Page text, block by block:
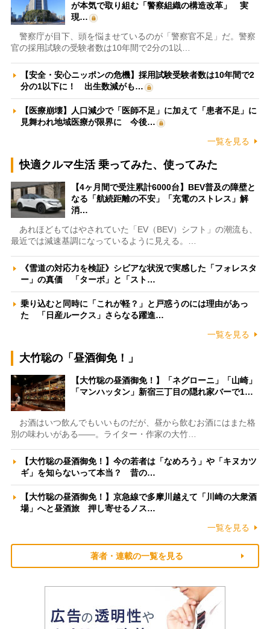
が本気で取り組む「警察組織の構造改革」 実
現…
警察庁が目下、頭を悩ませているのが「警察官不足」だ。警察
官の採用試験の受験者数は10年間で2分の1以…
【安全・安心ニッポンの危機】採用試験受験者数は10年間で2
分の1以下に！ 出生数減がも…
【医療崩壊】人口減少で「医師不足」に加えて「患者不足」に
見舞われ地域医療が限界に 今後…
一覧を見る
快適クルマ生活 乗ってみた、使ってみた
【4ヶ月間で受注累計6000台】BEV普及の障壁と
なる「航続距離の不安」「充電のストレス」解
消…
あれほどもてはやされていた「EV（BEV）シフト」の潮流も、
最近では減速基調になっているように見える。…
《雪道の対応力を検証》シビアな状況で実感した「フォレスタ
ー」の真価 「ターボ」と「スト…
乗り込むと同時に「これが軽？」と戸惑うのには理由があっ
た 「日産ルークス」さらなる躍進…
一覧を見る
大竹聡の「昼酒御免！」
【大竹聡の昼酒御免！】「ネグローニ」「山崎」
「マンハッタン」新宿三丁目の隠れ家バーで1…
お酒はいつ飲んでもいいものだが、昼から飲むお酒にはまた格
別の味わいがある――。ライター・作家の大竹…
【大竹聡の昼酒御免！】今の若者は「なめろう」や「キヌカツ
ギ」を知らないって本当？ 昔の…
【大竹聡の昼酒御免！】京急線で多摩川越えて「川崎の大衆酒
場」へと昼酒旅 押し寄せるノス…
一覧を見る
著者・連載の一覧を見る